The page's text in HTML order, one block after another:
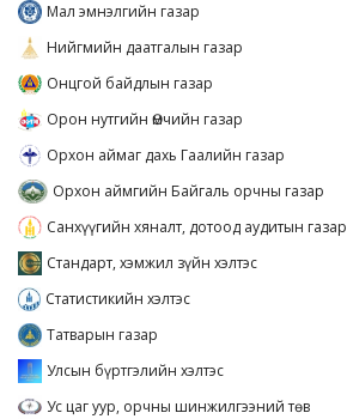
Мал эмнэлгийн газар
Нийгмийн даатгалын газар
Онцгой байдлын газар
Орон нутгийн Өмчийн газар
Орхон аймаг дахь Гаалийн газар
Орхон аймгийн Байгаль орчны газар
Санхүүгийн хяналт, дотоод аудитын газар
Стандарт, хэмжил зүйн хэлтэс
Статистикийн хэлтэс
Татварын газар
Улсын бүртгэлийн хэлтэс
Ус цаг уур, орчны шинжилгээний төв